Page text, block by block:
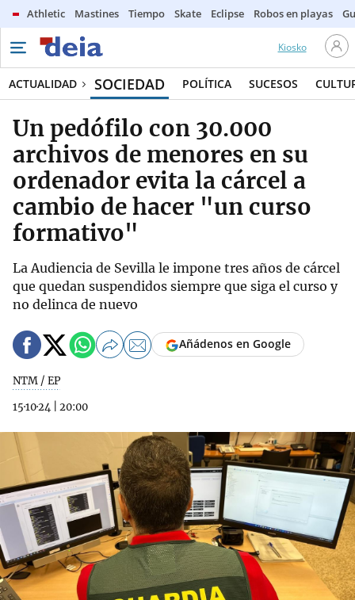
Athletic Mastines Tiempo Skate Eclipse Robos en playas
Kiosko
ACTUALIDAD SOCIEDAD POLÍTICA SUCESOS
Un pedófilo con 30.000
archivos de menores en su
ordenador evita la cárcel a
cambio de hacer "un curso
formativo"
La Audiencia de Sevilla le impone tres años de cárcel
que quedan suspendidos siempre que siga el curso y
no delinca de nuevo
NTM / EP
15·10·24
20:00
Añádenos en Google